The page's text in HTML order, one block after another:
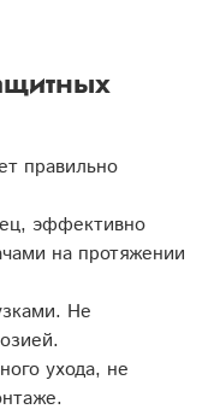
правильно
эффективно
на протяжении
Не
ухода, не